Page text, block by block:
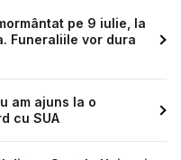
pe 9 iulie, la
Funeraliile vor dura
am ajuns la o
cu SUA